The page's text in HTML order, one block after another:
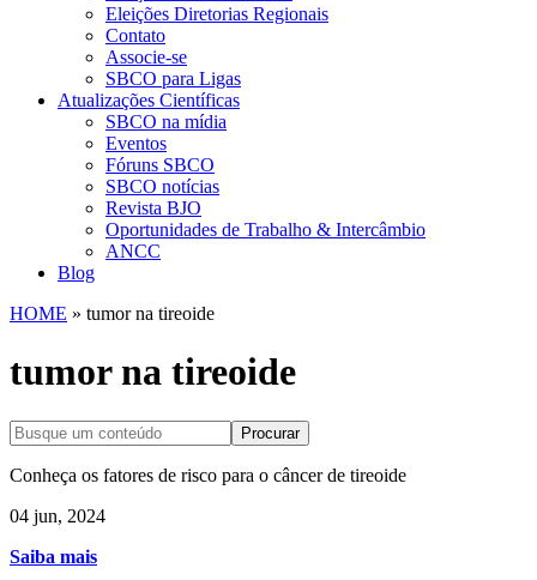
Eleições Diretorias Regionais
Contato
Associe-se
SBCO para Ligas
Atualizações Científicas
SBCO na mídia
Eventos
Fóruns SBCO
SBCO notícias
Revista BJO
Oportunidades de Trabalho & Intercâmbio
ANCC
Blog
HOME » tumor na tireoide
tumor na tireoide
Procurar
Conheça os fatores de risco para o câncer de tireoide
04 jun, 2024
Saiba mais